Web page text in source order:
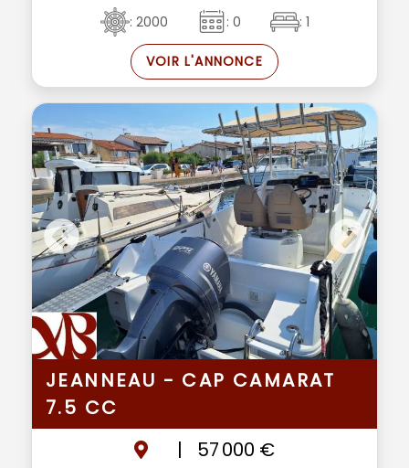
: 2000
: 0 : 1
VOIR L'ANNONCE
JEANNEAU - CAP CAMARAT
7.5 CC
|
57 000 €